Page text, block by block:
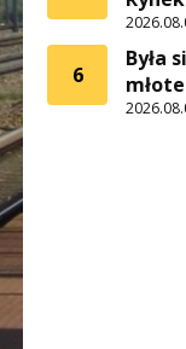
6
Była